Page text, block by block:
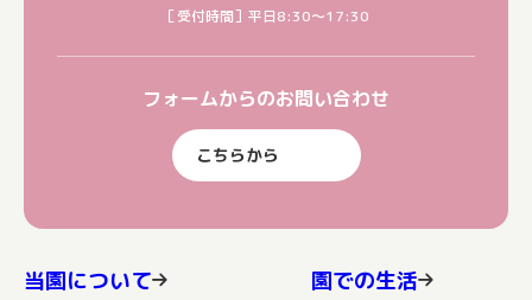
［受付時間］平日8:30〜17:30
フォームからのお問い合わせ
こちらから
当園について 園での生活